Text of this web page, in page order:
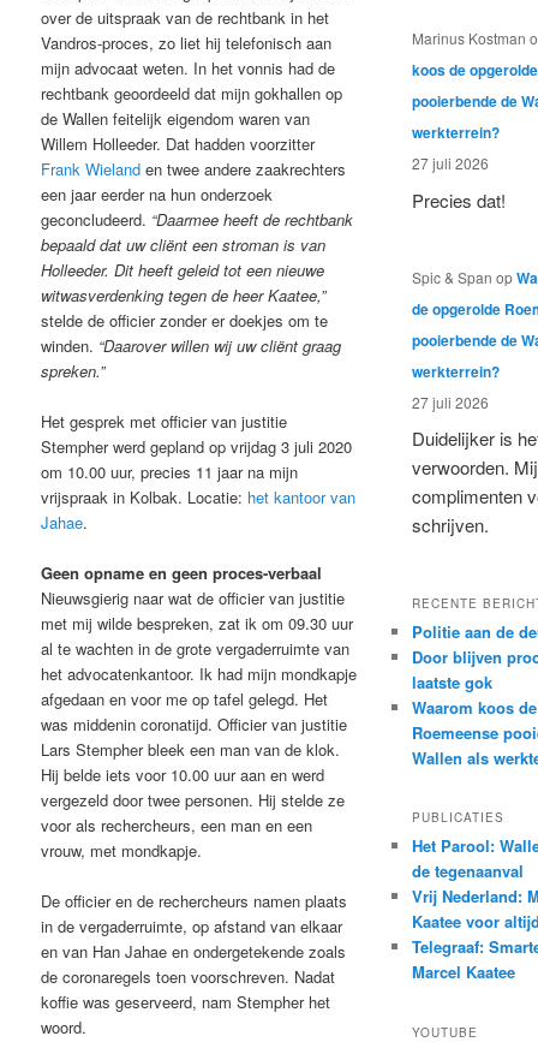
over de uitspraak van de rechtbank in het
Vandros-proces, zo liet hij telefonisch aan
mijn advocaat weten. In het vonnis had de
rechtbank geoordeeld dat mijn gokhallen op
de Wallen feitelijk eigendom waren van
Willem Holleeder. Dat hadden voorzitter
Frank Wieland en twee andere zaakrechters
een jaar eerder na hun onderzoek
geconcludeerd. “Daarmee heeft de rechtbank
bepaald dat uw cliënt een stroman is van
Holleeder. Dit heeft geleid tot een nieuwe
witwasverdenking tegen de heer Kaatee,”
stelde de officier zonder er doekjes om te
winden. “Daarover willen wij uw cliënt graag
spreken.”
Het gesprek met officier van justitie
Stempher werd gepland op vrijdag 3 juli 2020
om 10.00 uur, precies 11 jaar na mijn
vrijspraak in Kolbak. Locatie: het kantoor van
Jahae.
Geen opname en geen proces-verbaal
Nieuwsgierig naar wat de officier van justitie
met mij wilde bespreken, zat ik om 09.30 uur
al te wachten in de grote vergaderruimte van
het advocatenkantoor. Ik had mijn mondkapje
afgedaan en voor me op tafel gelegd. Het
was middenin coronatijd. Officier van justitie
Lars Stempher bleek een man van de klok.
Hij belde iets voor 10.00 uur aan en werd
vergezeld door twee personen. Hij stelde ze
voor als rechercheurs, een man en een
vrouw, met mondkapje.
De officier en de rechercheurs namen plaats
in de vergaderruimte, op afstand van elkaar
en van Han Jahae en ondergetekende zoals
de coronaregels toen voorschreven. Nadat
koffie was geserveerd, nam Stempher het
woord.
Marinus Kostman
koos de
pooierbende de
werkterrein?
27 juli 2026
Precies dat!
Spic & Span op
de opgerolde
pooierbende de
werkterrein?
27 juli 2026
Duidelijker is
verwoorden.
complimenten
schrijven.
RECENTE
Politie aan de
Door blijven
laatste gok
Waarom koos
Roemeense
Wallen als
PUBLICATIES
Het Parool:
de tegenaanval
Vrij Nederland:
Kaatee voor
Telegraaf:
Marcel Kaatee
YOUTUBE